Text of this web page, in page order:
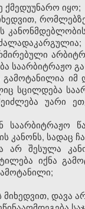
ქმედუუნარო იყო;
ძალადაკარგულია;
საარბიტრაჟო
გამოტანილია
სცილდება
საარბიტრაჟო
კანონს,
არ შესულა
იქნა
დავა